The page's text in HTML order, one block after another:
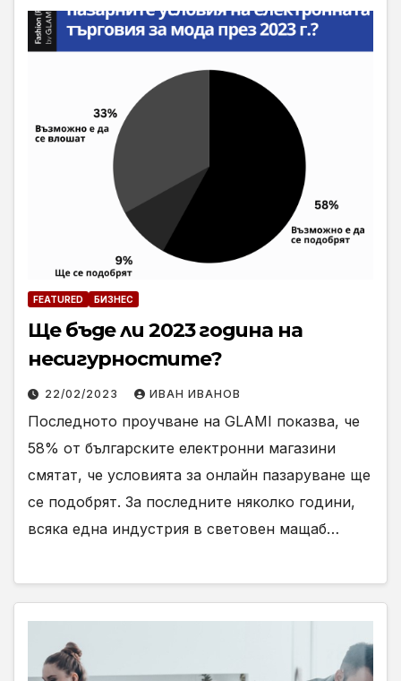
FEATURED БИЗНЕС
Ще бъде ли 2023 година на
несигурностите?
22/02/2023 ИВАН ИВАНОВ
Последното проучване на GLAMI показва, че
58% от българските електронни магазини
смятат, че условията за онлайн пазаруване ще
се подобрят. За последните няколко години,
всяка една индустрия в световен мащаб…